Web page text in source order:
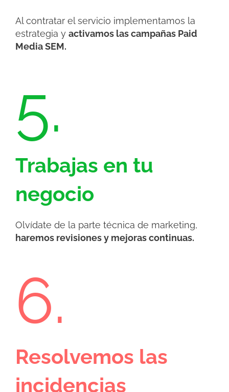
Al contratar el servicio implementamos la
estrategia y activamos las campañas Paid
Media SEM.
5.
Trabajas en tu
negocio
Olvídate de la parte técnica de marketing,
haremos revisiones y mejoras continuas.
6.
Resolvemos las
incidencias